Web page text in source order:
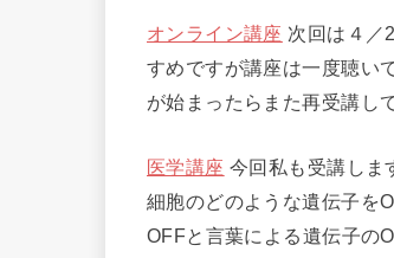
オンライン講座 次回は４／
すめですが講座は一度聴い
が始まったらまた再受講し
医学講座 今回私も受講しま
細胞のどのような遺伝子を
OFFと言葉による遺伝子の